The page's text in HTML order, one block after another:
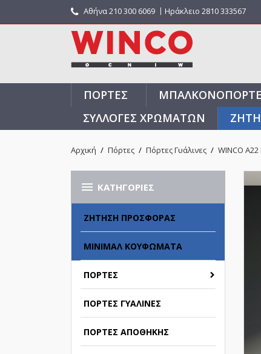
Αθήνα210 300 6069 〡Ηράκλειο 2810 333567
ΠΌΡΤΕΣ
ΣΥΛΛΟΓΈΣ ΧΡΩΜΆΤΩΝ
Αρχική Πόρτες Πόρτες Γυάλινες WINCO
 ΚΑΤΗΓΟΡΊΕΣ
ΖΉΤΗΣΗ ΠΡΟΣΦΟΡΆΣ
ΜΊΝΙΜΑΛ ΚΟΥΦΏΜΑΤΑ
ΠΌΡΤΕΣ
ΠΌΡΤΕΣ ΓΥΆΛΙΝΕΣ
ΠΌΡΤΕΣ ΑΠΟΘΉΚΗΣ